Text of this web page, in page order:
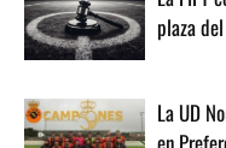
plaza
La UD